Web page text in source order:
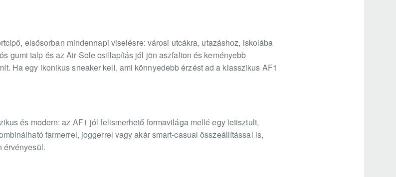
elsősorban mindennapi viselésre: városi utcákra, utazáshoz, iskolába
gumi talp és az Air-Sole csillapítás jól jön aszfalton és keményebb
Ha egy ikonikus sneaker kell, ami könnyedebb érzést ad a klasszikus AF1
és modern: az AF1 jól felismerhető formavilága mellé egy letisztult,
farmerrel, joggerrel vagy akár smart-casual összeállítással is,
érvényesül.